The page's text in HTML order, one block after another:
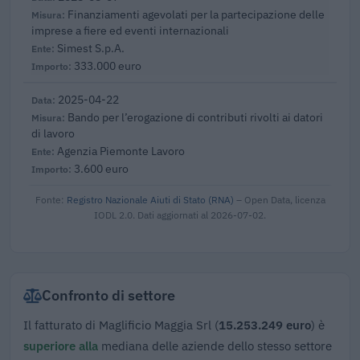
Finanziamenti agevolati per la partecipazione delle
imprese a fiere ed eventi internazionali
Simest S.p.A.
333.000 euro
2025-04-22
Bando per l’erogazione di contributi rivolti ai datori
di lavoro
Agenzia Piemonte Lavoro
3.600 euro
Fonte: Registro Nazionale Aiuti di Stato (RNA) – Open Data, licenza
IODL 2.0. Dati aggiornati al 2026-07-02.
Confronto di settore
Il fatturato di Maglificio Maggia Srl (15.253.249 euro) è
superiore alla mediana delle aziende dello stesso settore